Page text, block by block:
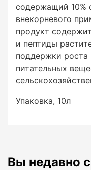
содержащий 10%
внекорневого
продукт
и пептиды
поддержки роста
питательных
Упаковка, 10л
Вы недавно